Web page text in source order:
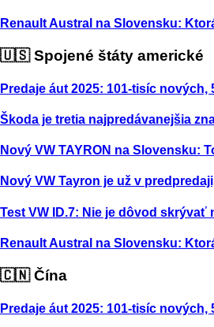
Renault Austral na Slovensku:
🇺🇸 Spojené štáty americké
Predaje áut 2025: 101-tisíc
Škoda je tretia najpredávanejšia
Nový VW TAYRON na Slovensku:
Nový VW Tayron je už v
Test VW ID.7: Nie je dôvod
Renault Austral na Slovensku:
🇨🇳 Čína
Predaje áut 2025: 101-tisíc